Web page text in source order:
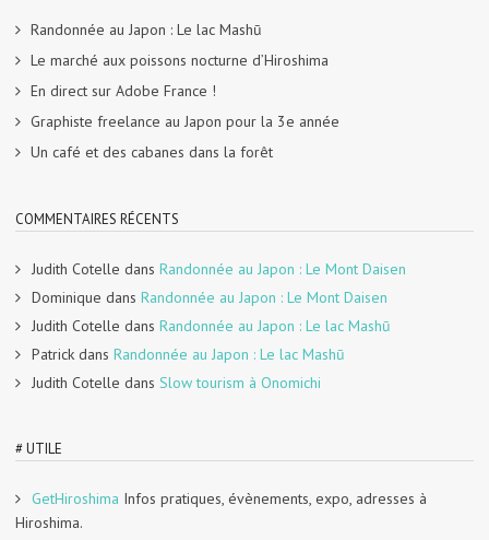
Randonnée au Japon : Le lac Mashū
Le marché aux poissons nocturne d’Hiroshima
En direct sur Adobe France !
Graphiste freelance au Japon pour la 3e année
Un café et des cabanes dans la forêt
COMMENTAIRES RÉCENTS
Judith Cotelle dans Randonnée au Japon : Le Mont Daisen
Dominique dans Randonnée au Japon : Le Mont Daisen
Judith Cotelle dans Randonnée au Japon : Le lac Mashū
Patrick dans Randonnée au Japon : Le lac Mashū
Judith Cotelle dans Slow tourism à Onomichi
# UTILE
GetHiroshima Infos pratiques, évènements, expo, adresses à
Hiroshima.